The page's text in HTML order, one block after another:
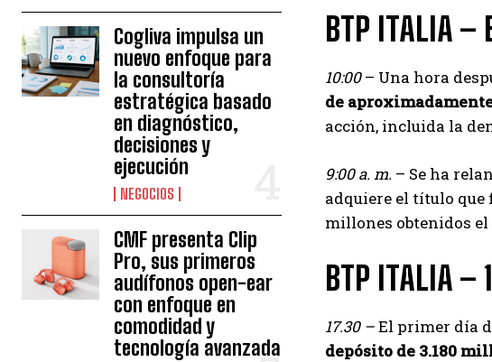
Cogliva impulsa un
nuevo enfoque para
la consultoría
estratégica basado
en diagnóstico,
decisiones y
ejecución
NEGOCIOS
CMF presenta Clip
Pro, sus primeros
audífonos open-ear
con enfoque en
comodidad y
tecnología avanzada
BTP ITALIA
10:00– Una hora
de
acción, incluida la
9:00 a. m. – Se ha
adquiere el título que
millones obtenidos
BTP ITALIA
17.30 –El primer día
depósito de 3.180